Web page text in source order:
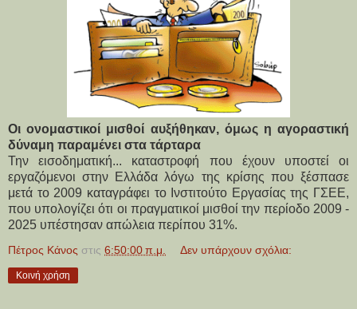
Οι ονομαστικοί μισθοί αυξήθηκαν, όμως η αγοραστική
δύναμη παραμένει στα τάρταρα
Την εισοδηματική... καταστροφή που έχουν υποστεί οι
εργαζόμενοι στην Ελλάδα λόγω της κρίσης που ξέσπασε
μετά το 2009 καταγράφει το Ινστιτούτο Εργασίας της ΓΣΕΕ,
που υπολογίζει ότι οι πραγματικοί μισθοί την περίοδο 2009 -
2025 υπέστησαν απώλεια περίπου 31%.
Πέτρος Κάνος στις 6:50:00 π.μ. Δεν υπάρχουν σχόλια:
Κοινή χρήση